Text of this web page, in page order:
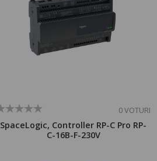
0 VOTURI
SpaceLogic, Controller RP-C Pro RP-
C-16B-F-230V